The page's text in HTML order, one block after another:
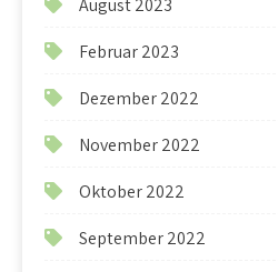
August 2023
Februar 2023
Dezember 2022
November 2022
Oktober 2022
September 2022